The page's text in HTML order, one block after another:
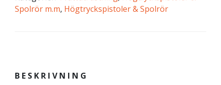
Spolrör m.m, Högtryckspistoler & Spolrör
BESKRIVNING